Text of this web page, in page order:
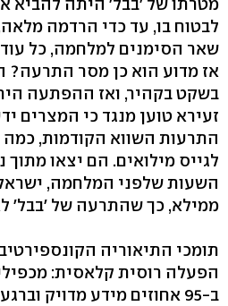
לבטוח בו, עד כדי הרדמה
שאר הסימנים למלחמה, כל
אז מדוע הוא כן מסר התרעה?
בשקט בקהיר, ואז ההפתעה
זעירא טוען מנגד כי המצרים
התרעות השווא הקודמות, כמה
השעות שלפני המלחמה,
ממילא, כך שהתרעה של 'בבל'
תומכי התיאוריה
הפעלה רוסית קלאסית:
ב-95 אחוזים מידע מדויק